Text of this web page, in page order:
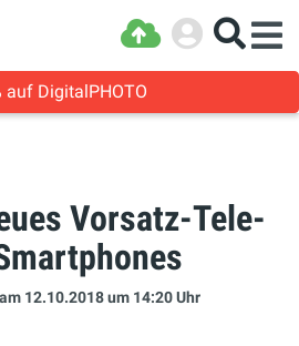
auf DigitalPHOTO
Vorsatz-Tele-
am 12.10.2018um 14:20 Uhr